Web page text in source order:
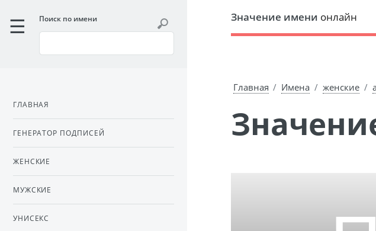
Значение имени онлайн
Главная Имена женские
Поиск по имени
ГЛАВНАЯ
ГЕНЕРАТОР ПОДПИСЕЙ
ЖЕНСКИЕ
МУЖСКИЕ
УНИСЕКС